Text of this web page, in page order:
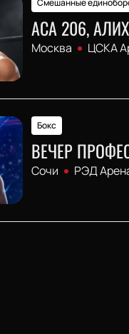
АСА 206,
Москва ЦСКА
Бокс
ВЕЧЕР
Сочи РЭД